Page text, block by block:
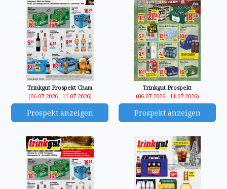
Trinkgut Prospekt Cham
(06.07.2026 - 11.07.2026)
Prospekt anzeigen
Trinkgut Prospekt
(06.07.2026 - 11.07.2026)
Prospekt anzeigen